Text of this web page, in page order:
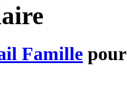
Famille